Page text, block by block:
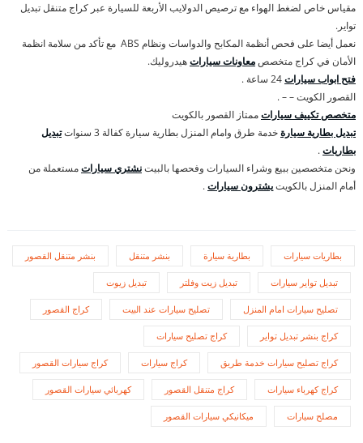
مقياس خاص لضغط الهواء مع ترصيص الدولايب الأربعة للسيارة عبر كراج متنقل تبديل
تواير.
نعمل أيضا على فحص أنظمة المكابح والدواسات ونظام ABS مع تأكد من سلامة انظمة
الأمان في كراج متخصصمعاونات سياراتهيدروليك.
فتح ابواب سيارات
القصور الكويت – – .
متخصص تكييف سياراتممتاز القصور بالكويت
تبديل بطارية سيارةخدمة طرق وامام المنزل بطارية سيارة كفالة 3 سنوات
تبديل
بطاريات.
ونحن متخصصين ببيع وشراء السيارات وفحصها بالبيتنشتري سياراتمستعملة من
أمام المنزل بالكويتيشترون سيارات.
بطاريات سيارات بطارية سيارة بنشر متنقل بنشر متنقل القصور
تبديل تواير سيارات تبديل زيت وفلتر تبديل زيوت
تصليح سيارات امام المنزل تصليح سيارات عند البيت كراج القصور
كراج بنشر تبديل تواير كراج تصليح سيارات
كراج تصليح سيارات خدمة طريق كراج سيارات كراج سيارات القصور
كراج كهرباء سيارات كراج متنقل القصور كهربائي سيارات القصور
مصلح سيارات ميكانيكي سيارات القصور